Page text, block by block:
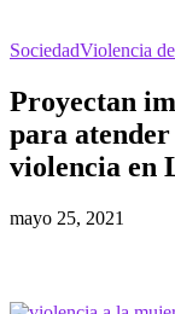
SociedadViolencia
Proyectan
para
violencia en
mayo 25, 2021